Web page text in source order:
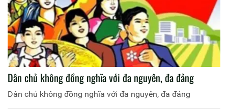
Dân chủ không đồng nghĩa với đa nguyên, đa đảng
Dân chủ không đồng nghĩa với đa nguyên, đa đảng